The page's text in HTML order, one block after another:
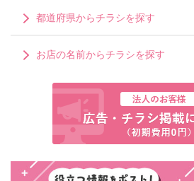
都道府県からチラシを探す
お店の名前からチラシを探す